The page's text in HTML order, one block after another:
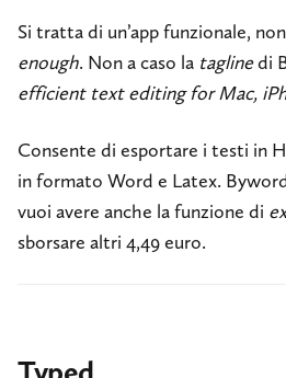
Si tratta di un’app funzionale,
enough. Non a caso la taglinedi
efficient text editing for Mac,
Consente di esportare i testi in
in formato Word e Latex.
vuoi avere anche la funzione di
sborsare altri 4,49 euro.